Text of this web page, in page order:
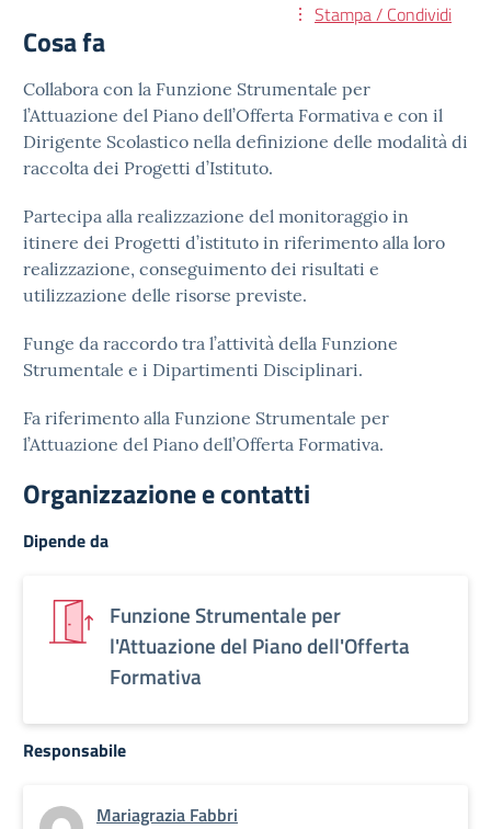
Stampa / Condividi
Cosa fa
Collabora con la Funzione Strumentale per
l’Attuazione del Piano dell’Offerta Formativa e con il
Dirigente Scolastico nella definizione delle modalità di
raccolta dei Progetti d’Istituto.
Partecipa alla realizzazione del monitoraggio in
itinere dei Progetti d’istituto in riferimento alla loro
realizzazione, conseguimento dei risultati e
utilizzazione delle risorse previste.
Funge da raccordo tra l’attività della Funzione
Strumentale e i Dipartimenti Disciplinari.
Fa riferimento alla Funzione Strumentale per
l’Attuazione del Piano dell’Offerta Formativa.
Organizzazione e contatti
Dipende da
Funzione Strumentale per
l'Attuazione del Piano dell'Offerta
Formativa
Responsabile
Mariagrazia Fabbri